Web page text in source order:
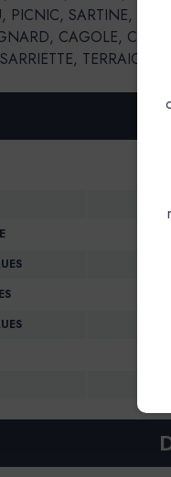
PICNIC, SARTINE,
CAGOLE,
TERRAIO.